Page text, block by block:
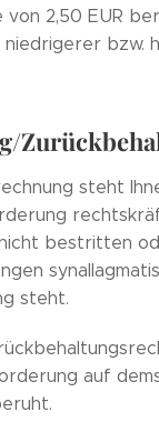
von 2,50 EUR
niedrigerer bzw.
steht
bestritten
steht.
auf